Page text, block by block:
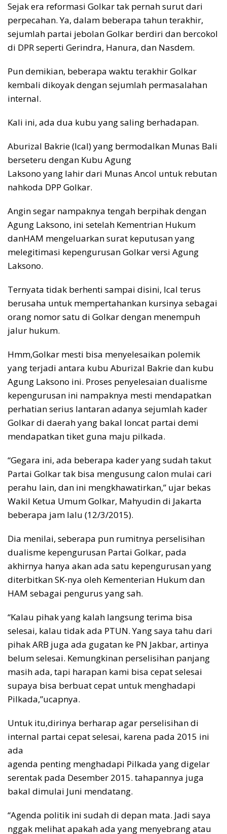
Sejak era reformasi Golkar tak pernah surut dari
perpecahan. Ya, dalam beberapa tahun terakhir,
sejumlah partai jebolan Golkar berdiri dan bercokol
di DPR seperti Gerindra, Hanura, dan Nasdem.
Pun demikian, beberapa waktu terakhir Golkar
kembali dikoyak dengan sejumlah permasalahan
internal.
Kali ini, ada dua kubu yang saling berhadapan.
Aburizal Bakrie (Ical) yang bermodalkan Munas Bali
berseteru dengan Kubu Agung
Laksono yang lahir dari Munas Ancol untuk rebutan
nahkoda DPP Golkar.
Angin segar nampaknya tengah berpihak dengan
Agung Laksono, ini setelah Kementrian Hukum
danHAM mengeluarkan surat keputusan yang
melegitimasi kepengurusan Golkar versi Agung
Laksono.
Ternyata tidak berhenti sampai disini, Ical terus
berusaha untuk mempertahankan kursinya sebagai
orang nomor satu di Golkar dengan menempuh
jalur hukum.
Hmm,Golkar mesti bisa menyelesaikan polemik
yang terjadi antara kubu Aburizal Bakrie dan kubu
Agung Laksono ini. Proses penyelesaian dualisme
kepengurusan ini nampaknya mesti mendapatkan
perhatian serius lantaran adanya sejumlah kader
Golkar di daerah yang bakal loncat partai demi
mendapatkan tiket guna maju pilkada.
“Gegara ini, ada beberapa kader yang sudah takut
Partai Golkar tak bisa mengusung calon mulai cari
perahu lain, dan ini mengkhawatirkan,” ujar bekas
Wakil Ketua Umum Golkar, Mahyudin di Jakarta
beberapa jam lalu (12/3/2015).
Dia menilai, seberapa pun rumitnya perselisihan
dualisme kepengurusan Partai Golkar, pada
akhirnya hanya akan ada satu kepengurusan yang
diterbitkan SK-nya oleh Kementerian Hukum dan
HAM sebagai pengurus yang sah.
“Kalau pihak yang kalah langsung terima bisa
selesai, kalau tidak ada PTUN. Yang saya tahu dari
pihak ARB juga ada gugatan ke PN Jakbar, artinya
belum selesai. Kemungkinan perselisihan panjang
masih ada, tapi harapan kami bisa cepat selesai
supaya bisa berbuat cepat untuk menghadapi
Pilkada,”ucapnya.
Untuk itu,dirinya berharap agar perselisihan di
internal partai cepat selesai, karena pada 2015 ini
ada
agenda penting menghadapi Pilkada yang digelar
serentak pada Desember 2015. tahapannya juga
bakal dimulai Juni mendatang.
“Agenda politik ini sudah di depan mata. Jadi saya
nggak melihat apakah ada yang menyebrang atau